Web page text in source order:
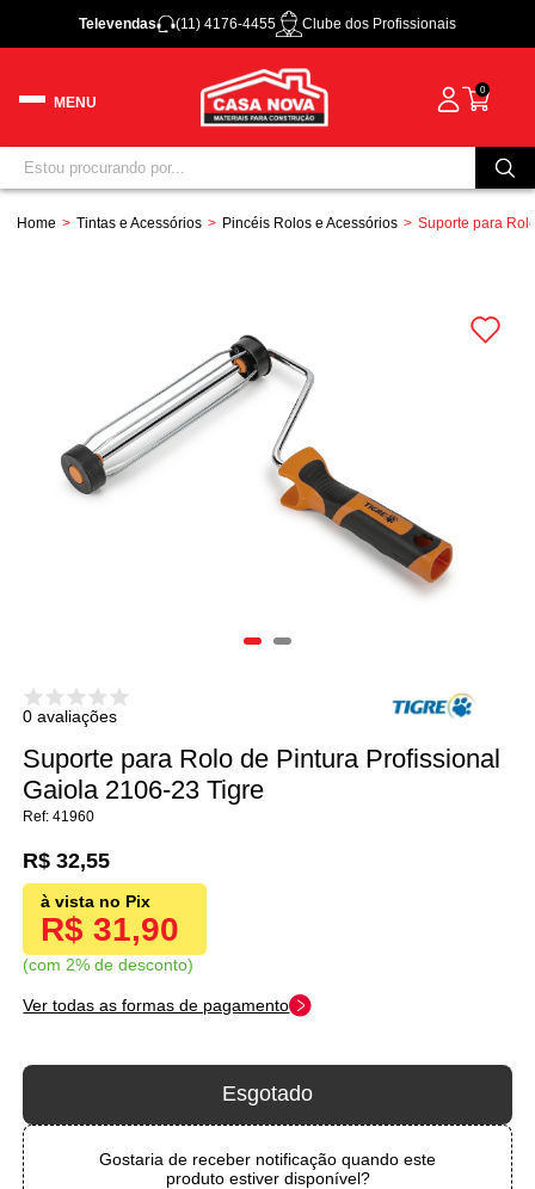
Televendas (11) 4176-4455 Clube dos Profissionais
0
Home Tintas e Acessórios Pincéis Rolos e Acessórios Suporte para
0 avaliações
Suporte para Rolo de Pintura Profissional
Gaiola 2106-23 Tigre
41960
R$ 31,90
com 2% de desconto
R$ 32,55
Ver todas as formas de pagamento
Esgotado
Gostaria de receber notificação quando este
produto estiver disponível?